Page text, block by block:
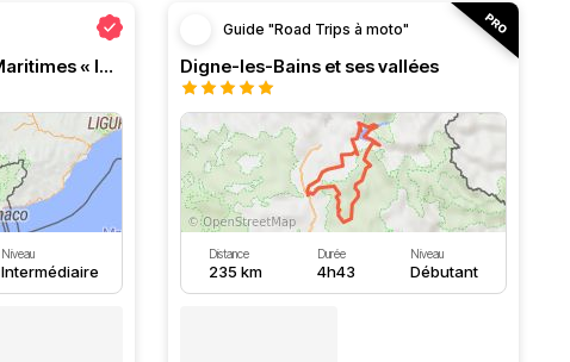
Itinéraire routier Alpes Maritimes « la classique »
Niveau
Intermédiaire
Guide "Road Trips à moto"
Digne-les-Bains et ses vallées
Distance
235 km
Durée
4h43
Niveau
Débutant